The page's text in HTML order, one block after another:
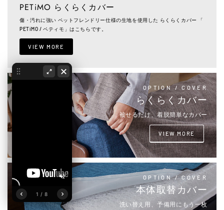
1 / 8
PETiMO らくらくカバー
傷・汚れに強い ペットフレンドリー仕様の生地を使用した らくらくカバー 「
PETiMO / ペティモ」はこちらです。
VIEW MORE
OPTION / COVER
らくらくカバー
被せるだけ、着脱簡単なカバー
VIEW MORE
OPTION / COVER
本体取替カバー
洗い替え用、予備用にもう一枚